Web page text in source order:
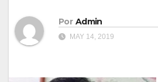
Por Admin
MAY 14, 2019